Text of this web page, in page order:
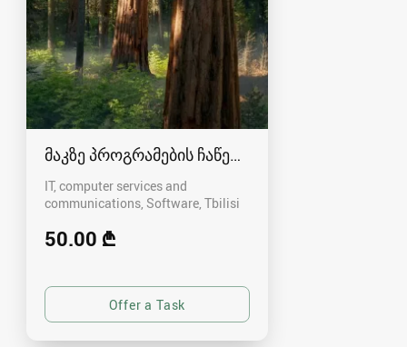
მაკზე პროგრამების ჩაწერა გამოძახებით 568-
IT, computer services and
communications, Software Tbilisi
50.00 ₾